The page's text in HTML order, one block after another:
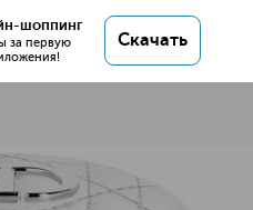
шоппинг
за первую
Скачать
для лица